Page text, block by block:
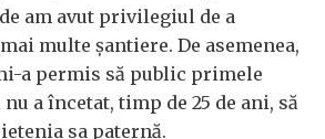
am avut privilegiul de a
multe şantiere. De asemenea,
a permis să public primele
a încetat, timp de 25 de ani, să
sa paternă.